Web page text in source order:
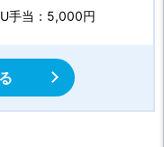
手当：5,000円